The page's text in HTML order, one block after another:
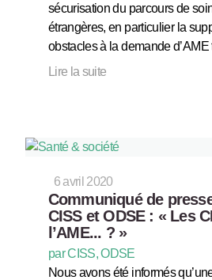
sécurisation du parcours de
étrangères, en particulier la
obstacles à la demande
Lire la suite
6 avril 2020
Communiqué de
CISS et ODSE : « Les
l’AME... ? »
par CISS, ODSE
Nous avons été informés